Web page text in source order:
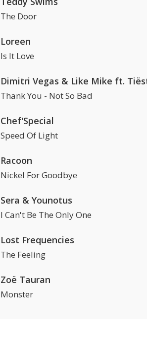
The Door
Loreen
Is It Love
Thank You - Not So Bad
Chef'Special
Speed Of Light
Racoon
Nickel For Goodbye
Sera & Younotus
I Can't Be The Only One
Lost Frequencies
The Feeling
Zoë Tauran
Monster